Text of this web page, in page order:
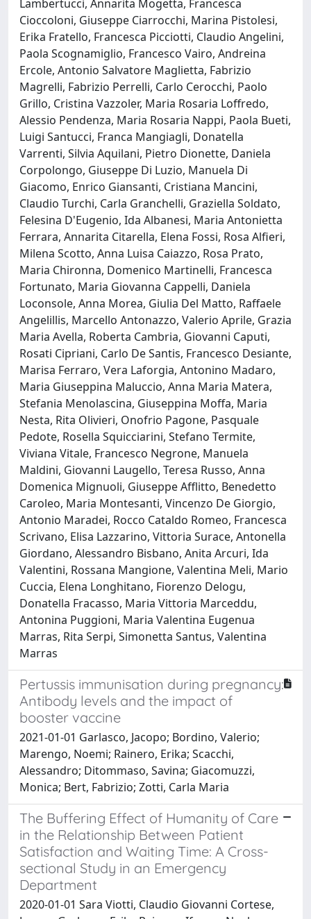
Lambertucci, Annarita Mogetta, Francesca
Cioccoloni, Giuseppe Ciarrocchi, Marina Pistolesi,
Erika Fratello, Francesca Picciotti, Claudio Angelini,
Paola Scognamiglio, Francesco Vairo, Andreina
Ercole, Antonio Salvatore Maglietta, Fabrizio
Magrelli, Fabrizio Perrelli, Carlo Cerocchi, Paolo
Grillo, Cristina Vazzoler, Maria Rosaria Loffredo,
Alessio Pendenza, Maria Rosaria Nappi, Paola Bueti,
Luigi Santucci, Franca Mangiagli, Donatella
Varrenti, Silvia Aquilani, Pietro Dionette, Daniela
Corpolongo, Giuseppe Di Luzio, Manuela Di
Giacomo, Enrico Giansanti, Cristiana Mancini,
Claudio Turchi, Carla Granchelli, Graziella Soldato,
Felesina D'Eugenio, Ida Albanesi, Maria Antonietta
Ferrara, Annarita Citarella, Elena Fossi, Rosa Alfieri,
Milena Scotto, Anna Luisa Caiazzo, Rosa Prato,
Maria Chironna, Domenico Martinelli, Francesca
Fortunato, Maria Giovanna Cappelli, Daniela
Loconsole, Anna Morea, Giulia Del Matto, Raffaele
Angelillis, Marcello Antonazzo, Valerio Aprile, Grazia
Maria Avella, Roberta Cambria, Giovanni Caputi,
Rosati Cipriani, Carlo De Santis, Francesco Desiante,
Marisa Ferraro, Vera Laforgia, Antonino Madaro,
Maria Giuseppina Maluccio, Anna Maria Matera,
Stefania Menolascina, Giuseppina Moffa, Maria
Nesta, Rita Olivieri, Onofrio Pagone, Pasquale
Pedote, Rosella Squicciarini, Stefano Termite,
Viviana Vitale, Francesco Negrone, Manuela
Maldini, Giovanni Laugello, Teresa Russo, Anna
Domenica Mignuoli, Giuseppe Afflitto, Benedetto
Caroleo, Maria Montesanti, Vincenzo De Giorgio,
Antonio Maradei, Rocco Cataldo Romeo, Francesca
Scrivano, Elisa Lazzarino, Vittoria Surace, Antonella
Giordano, Alessandro Bisbano, Anita Arcuri, Ida
Valentini, Rossana Mangione, Valentina Meli, Mario
Cuccia, Elena Longhitano, Fiorenzo Delogu,
Donatella Fracasso, Maria Vittoria Marceddu,
Antonina Puggioni, Maria Valentina Eugenua
Marras, Rita Serpi, Simonetta Santus, Valentina
Marras
Pertussis immunisation during pregnancy:
Antibody levels and the impact of
booster vaccine
2021-01-01 Garlasco, Jacopo; Bordino, Valerio;
Marengo, Noemi; Rainero, Erika; Scacchi,
Alessandro; Ditommaso, Savina; Giacomuzzi,
Monica; Bert, Fabrizio; Zotti, Carla Maria
The Buffering Effect of Humanity of Care
in the Relationship Between Patient
Satisfaction and Waiting Time: A Cross-
sectional Study in an Emergency
Department
2020-01-01 Sara Viotti, Claudio Giovanni Cortese,